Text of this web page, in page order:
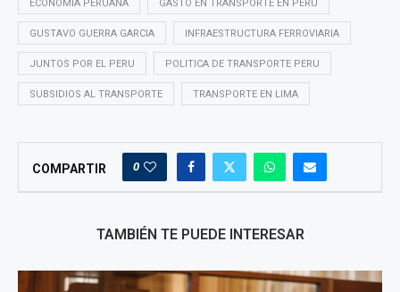
ECONOMIA PERUANA GASTO EN TRANSPORTE EN PERU
GUSTAVO GUERRA GARCIA INFRAESTRUCTURA FERROVIARIA
JUNTOS POR EL PERU POLITICA DE TRANSPORTE PERU
SUBSIDIOS AL TRANSPORTE TRANSPORTE EN LIMA
COMPARTIR 0
TAMBIÉN TE PUEDE INTERESAR